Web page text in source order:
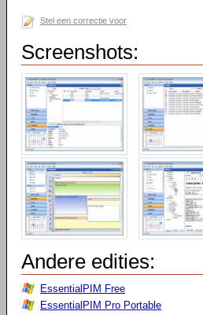
Stel een correctie voor
Screenshots:
Andere edities:
EssentialPIM Free
EssentialPIM Pro Portable